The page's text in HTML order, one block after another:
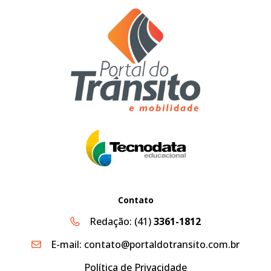
Contato
Redação: (41)3361-1812
E-mail: contato@portaldotransito.com.br
Política de Privacidade